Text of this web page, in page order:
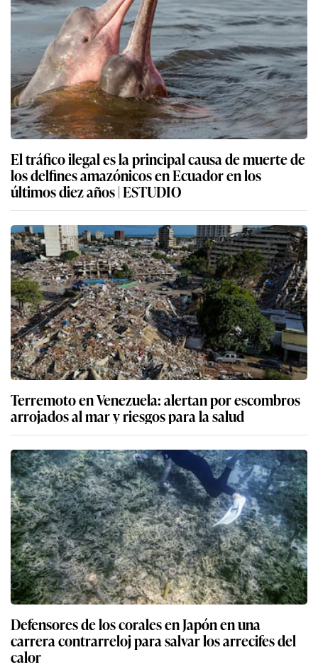
El tráfico ilegal es la principal causa de muerte de
los delfines amazónicos en Ecuador en los
últimos diez años | ESTUDIO
Terremoto en Venezuela: alertan por escombros
arrojados al mar y riesgos para la salud
Defensores de los corales en Japón en una
carrera contrarreloj para salvar los arrecifes del
calor